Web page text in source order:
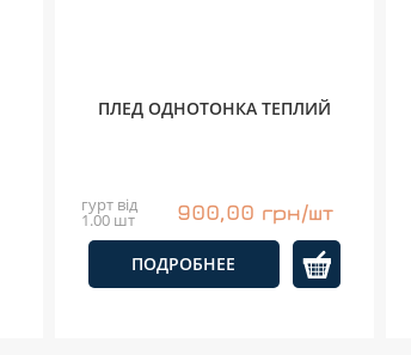
ПЛЕД ОДНОТОНКА ТЕПЛИЙ
гурт від
1.00 шт 900,00 грн/шт
ПОДРОБНЕЕ